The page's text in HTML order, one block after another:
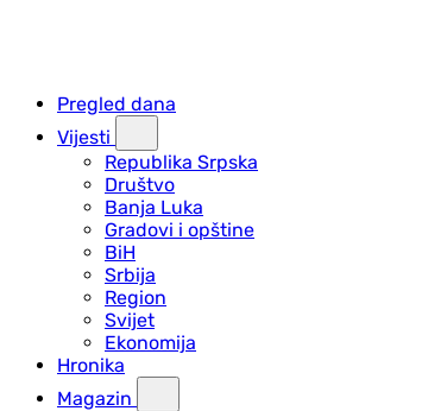
Pregled dana
Vijesti
Republika Srpska
Društvo
Banja Luka
Gradovi i opštine
BiH
Srbija
Region
Svijet
Ekonomija
Hronika
Magazin